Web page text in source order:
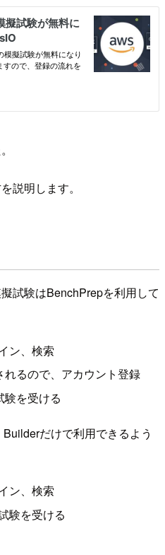
説明します。
試験はBenchPrepを利用して
ン、検索
るので、アカウント登録
験を受ける
だけで利用できるよう
ン、検索
験を受ける